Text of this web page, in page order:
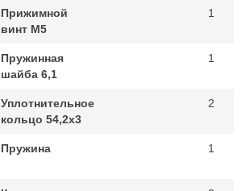
Прижимной
винт M5
1
Пружинная
шайба 6,1
1
Уплотнительное
кольцо 54,2x3
2
Пружина 1